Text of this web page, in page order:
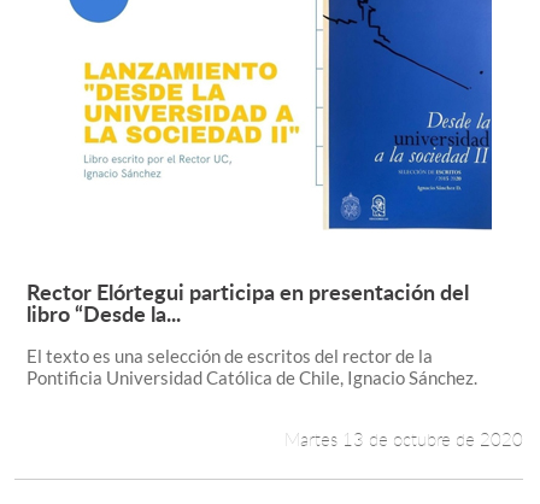
Leer más +
Rector Elórtegui participa en presentación del
libro “Desde la...
El texto es una selección de escritos del rector de la
Pontificia Universidad Católica de Chile, Ignacio Sánchez.
Martes 13 de octubre de 2020